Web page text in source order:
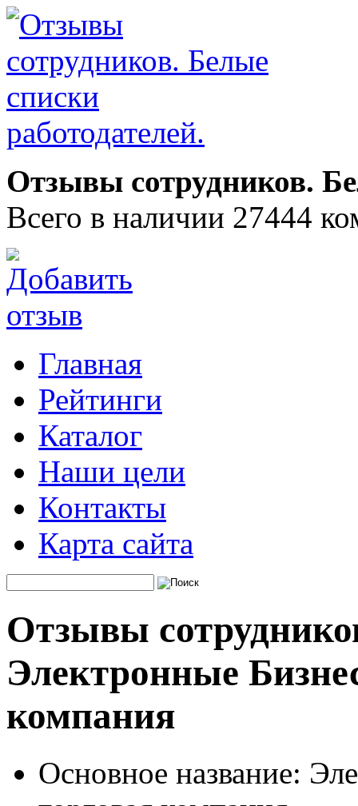
Отзывы сотрудников.
Всего в наличии 27444
Главная
Рейтинги
Каталог
Наши цели
Контакты
Карта сайта
Отзывы
Электронные
компания
Основное название: